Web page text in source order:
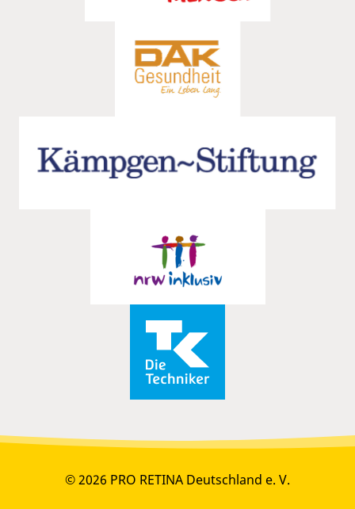
© 2026 PRO RETINA Deutschland e. V.